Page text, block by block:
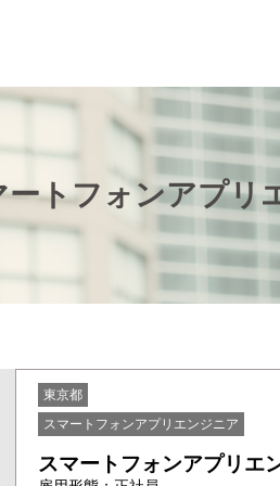
ートフォンアプリ
東京都
スマートフォンアプリエンジニア
スマートフォンアプリエ